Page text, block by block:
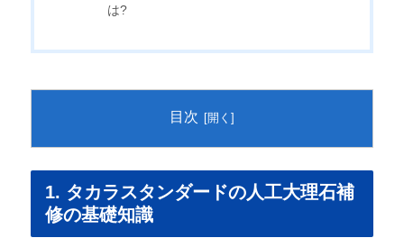
は?
目次
1. タカラスタンダードの人工大理石補
修の基礎知識